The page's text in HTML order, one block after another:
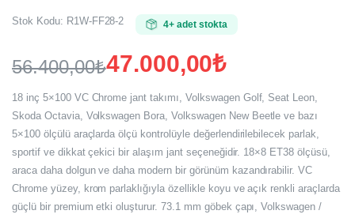
Stok Kodu: R1W-FF28-2 4+ adet stokta
56.400,00₺
Orijinal
fiyat:
56.400,00₺.
47.000,00₺
Şu
andaki
fiyat:
47.000,00₺.
18 inç 5×100 VC Chrome jant takımı, Volkswagen Golf, Seat Leon,
Skoda Octavia, Volkswagen Bora, Volkswagen New Beetle ve bazı
5×100 ölçülü araçlarda ölçü kontrolüyle değerlendirilebilecek parlak,
sportif ve dikkat çekici bir alaşım jant seçeneğidir. 18×8 ET38 ölçüsü,
araca daha dolgun ve daha modern bir görünüm kazandırabilir. VC
Chrome yüzey, krom parlaklığıyla özellikle koyu ve açık renkli araçlarda
güçlü bir premium etki oluşturur. 73.1 mm göbek çapı, Volkswagen /